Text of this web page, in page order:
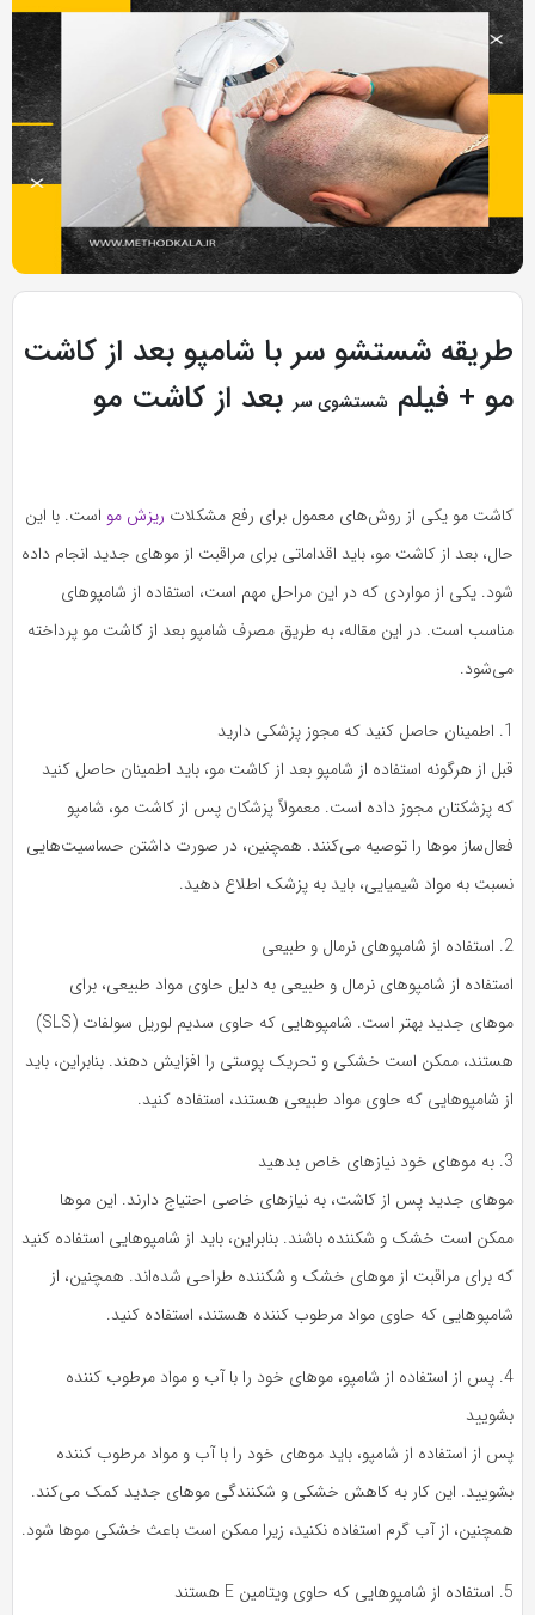
به
اشتراک
بگذارید.
کپی
لینک
اشتراک
بگذارید.
کپی
لینک
طریقه شستشو سر با شامپو بعد از کاشت
مو + فیلم شستشوی سربعد از کاشت مو
کاشت مو یکی از روش‌های معمول برای رفع مشکلات ریزش مواست. با این
حال، بعد از کاشت مو، باید اقداماتی برای مراقبت از موهای جدید انجام داده
شود. یکی از مواردی که در این مراحل مهم است، استفاده از شامپوهای
مناسب است. در این مقاله، به طریق مصرف شامپو بعد از کاشت مو پرداخته
می‌شود.
1. اطمینان حاصل کنید که مجوز پزشکی دارید
قبل از هرگونه استفاده از شامپو بعد از کاشت مو، باید اطمینان حاصل کنید
که پزشکتان مجوز داده است. معمولاً پزشکان پس از کاشت مو، شامپو
فعال‌ساز موها را توصیه می‌کنند. همچنین، در صورت داشتن حساسیت‌هایی
نسبت به مواد شیمیایی، باید به پزشک اطلاع دهید.
2. استفاده از شامپوهای نرمال و طبیعی
استفاده از شامپوهای نرمال و طبیعی به دلیل حاوی مواد طبیعی، برای
موهای جدید بهتر است. شامپوهایی که حاوی سدیم لوریل سولفات (SLS)
هستند، ممکن است خشکی و تحریک پوستی را افزایش دهند. بنابراین، باید
از شامپوهایی که حاوی مواد طبیعی هستند، استفاده کنید.
3. به موهای خود نیازهای خاص بدهید
موهای جدید پس از کاشت، به نیازهای خاصی احتیاج دارند. این موها
ممکن است خشک و شکننده باشند. بنابراین، باید از شامپوهایی استفاده کنید
که برای مراقبت از موهای خشک و شکننده طراحی شده‌اند. همچنین، از
شامپوهایی که حاوی مواد مرطوب کننده هستند، استفاده کنید.
4. پس از استفاده از شامپو، موهای خود را با آب و مواد مرطوب کننده
بشویید
پس از استفاده از شامپو، باید موهای خود را با آب و مواد مرطوب کننده
بشویید. این کار به کاهش خشکی و شکنندگی موهای جدید کمک می‌کند.
همچنین، از آب گرم استفاده نکنید، زیرا ممکن است باعث خشکی موها شود.
5. استفاده از شامپوهایی که حاوی ویتامین E هستند